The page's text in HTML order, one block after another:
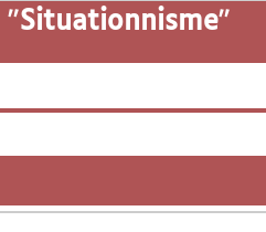
"Situationnisme"